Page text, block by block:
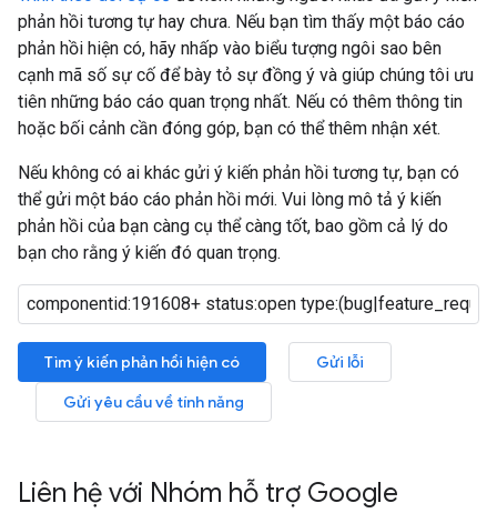
phản hồi tương tự hay chưa. Nếu bạn tìm thấy một báo cáo
phản hồi hiện có, hãy nhấp vào biểu tượng ngôi sao bên
cạnh mã số sự cố để bày tỏ sự đồng ý và giúp chúng tôi ưu
tiên những báo cáo quan trọng nhất. Nếu có thêm thông tin
hoặc bối cảnh cần đóng góp, bạn có thể thêm nhận xét.
Nếu không có ai khác gửi ý kiến phản hồi tương tự, bạn có
thể gửi một báo cáo phản hồi mới. Vui lòng mô tả ý kiến
phản hồi của bạn càng cụ thể càng tốt, bao gồm cả lý do
bạn cho rằng ý kiến đó quan trọng.
Tìm ý kiến phản hồi hiện có
Gửi lỗi
Gửi yêu cầu về tính năng
Liên hệ với Nhóm hỗ trợ Google